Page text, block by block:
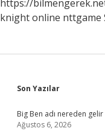
https://
knight online nttgame
Sidebar
Son Yazılar
Big Ben adı nereden gelir
Ağustos 6, 2026